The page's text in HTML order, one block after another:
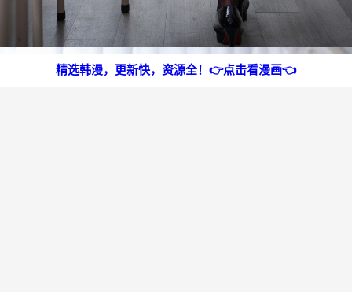
精选韩漫，更新快，资源全！👉点击看漫画👈